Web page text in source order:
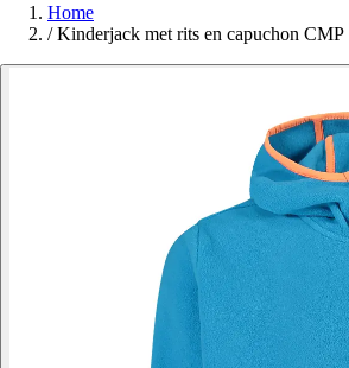
Home
/ Kinderjack met rits en capuchon CMP